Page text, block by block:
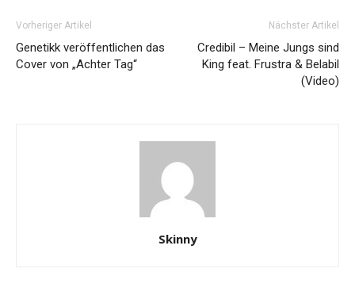
Vorheriger Artikel
Genetikk veröffentlichen das
Cover von „Achter Tag“
Nächster Artikel
Credibil – Meine Jungs sind
King feat. Frustra & Belabil
(Video)
Skinny